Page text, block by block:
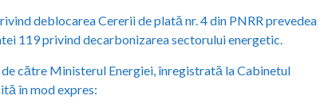
deblocarea Cererii de plată nr. 4 din PNRR prevedea
119 privind decarbonizarea sectorului energetic.
către Ministerul Energiei, înregistrată la Cabinetul
în mod expres: